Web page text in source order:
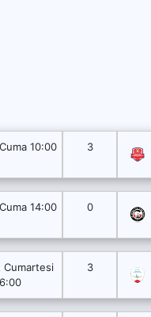
10:00 3
14:00 0
Cumartesi
3